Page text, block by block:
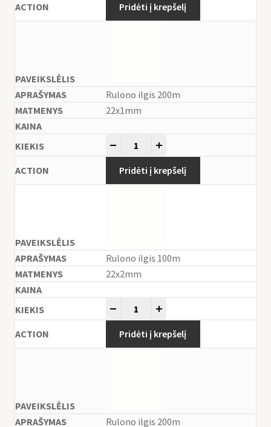
Pridėti į krepšelį
Rulono ilgis 200m
22x1mm
Pridėti į krepšelį
Rulono ilgis 100m
22x2mm
Pridėti į krepšelį
Rulono ilgis 200m